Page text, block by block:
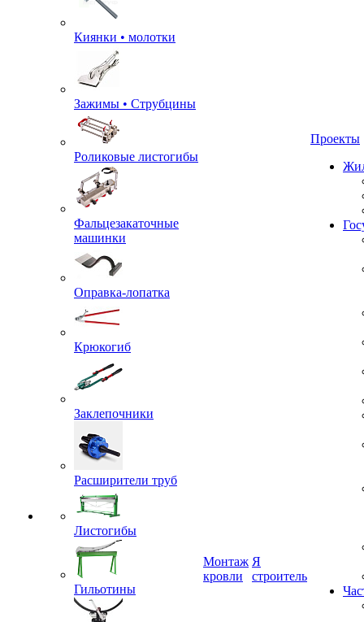
Киянки • молотки
Зажимы • Струбцины
Роликовые листогибы
Фальцезакаточные
машинки
Оправка-лопатка
Крюкогиб
Заклепочники
Расширители труб
Листогибы
Гильотины
Монтаж
Я